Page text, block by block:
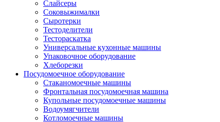
Слайсеры
Соковыжималки
Сыротерки
Тестоделители
Тестораскатка
Универсальные кухонные машины
Упаковочное оборудование
Хлеборезки
Посудомоечное оборудование
Стаканомоечные машины
Фронтальная посудомоечная машина
Купольные посудомоечные машины
Водоумягчители
Котломоечные машины